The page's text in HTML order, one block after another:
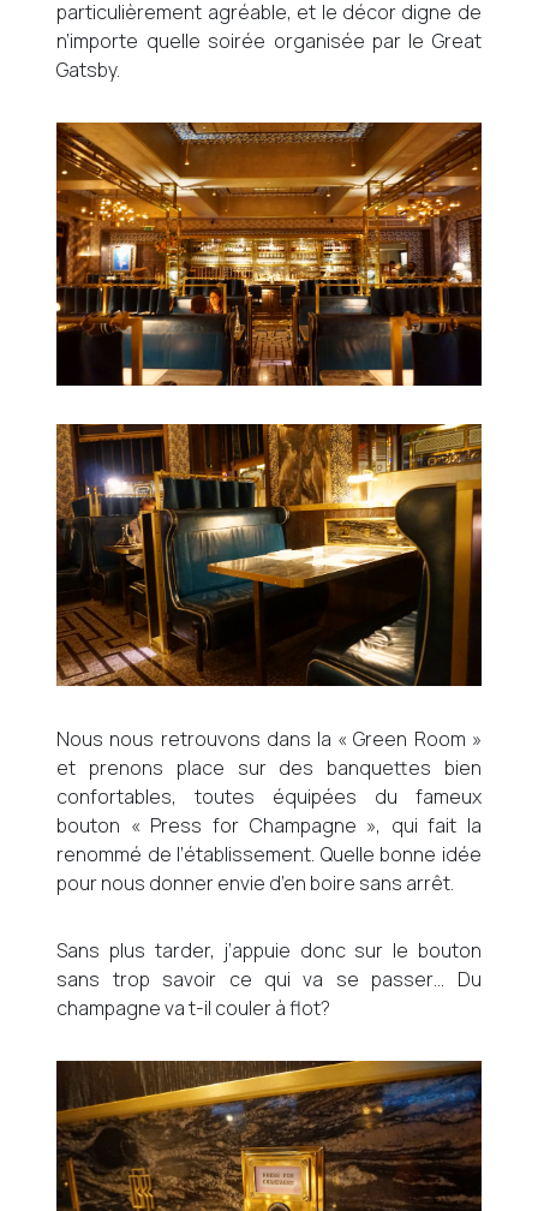
particulièrement agréable, et le décor digne de
n’importe quelle soirée organisée par le Great
Gatsby.
Nous nous retrouvons dans la « Green Room »
et prenons place sur des banquettes bien
confortables, toutes équipées du fameux
bouton « Press for Champagne », qui fait la
renommé de l’établissement. Quelle bonne idée
pour nous donner envie d’en boire sans arrêt.
Sans plus tarder, j’appuie donc sur le bouton
sans trop savoir ce qui va se passer… Du
champagne va t-il couler à flot?